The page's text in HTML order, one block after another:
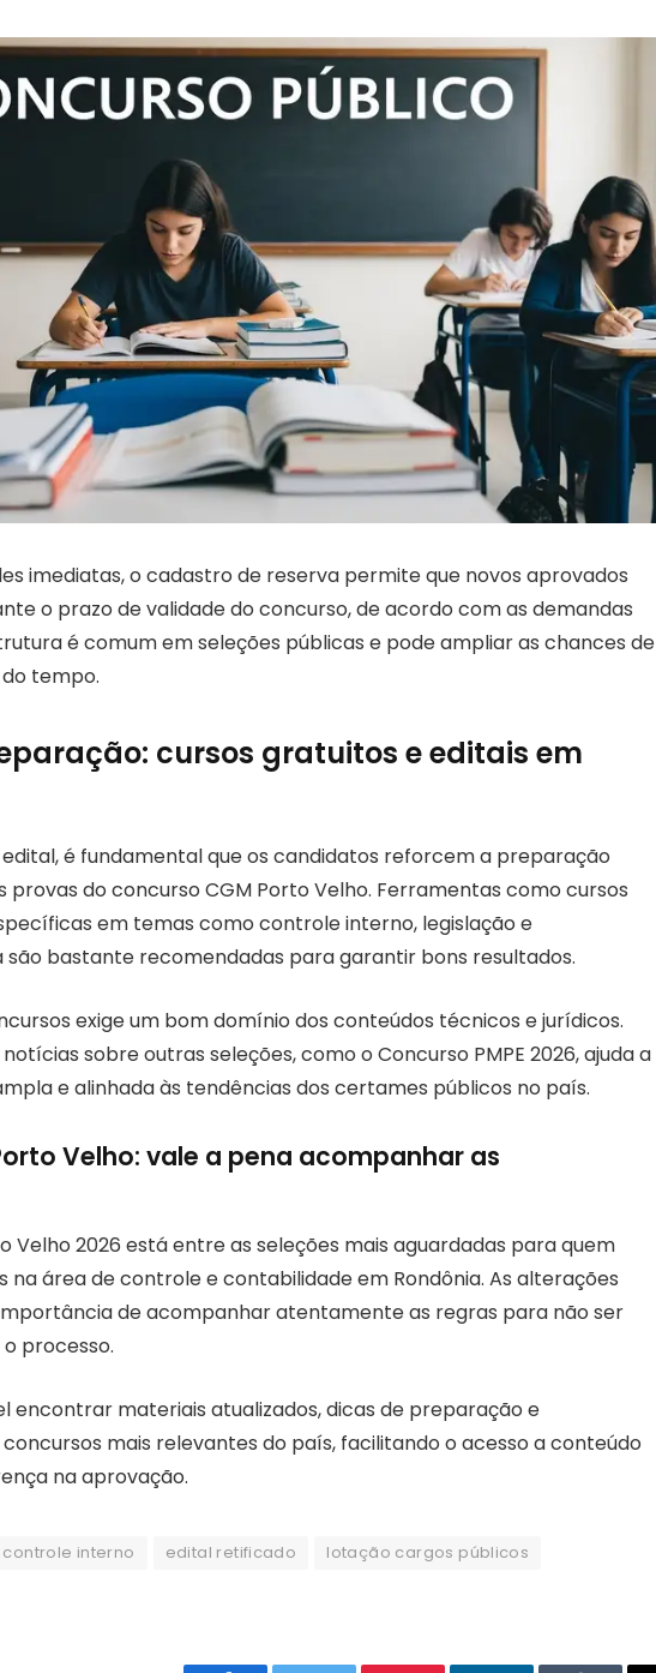
imediatas, o cadastro de reserva permite que novos aprovados
o prazo de validade do concurso, de acordo com as demandas
é comum em seleções públicas e pode ampliar as chances de
tempo.
cursos gratuitos e editais em
é fundamental que os candidatos reforcem a preparação
provas do concurso CGM Porto Velho. Ferramentas como cursos
em temas como controle interno, legislação e
bastante recomendadas para garantir bons resultados.
exige um bom domínio dos conteúdos técnicos e jurídicos.
sobre outras seleções, como o Concurso PMPE 2026, ajuda a
e alinhada às tendências dos certames públicos no país.
Velho: vale a pena acompanhar as
Velho 2026 está entre as seleções mais aguardadas para quem
na área de controle e contabilidade em Rondônia. As alterações
de acompanhar atentamente as regras para não ser
processo.
encontrar materiais atualizados, dicas de preparação e
mais relevantes do país, facilitando o acesso a conteúdo
na aprovação.
controle interno edital retificado
lotação cargos públicos